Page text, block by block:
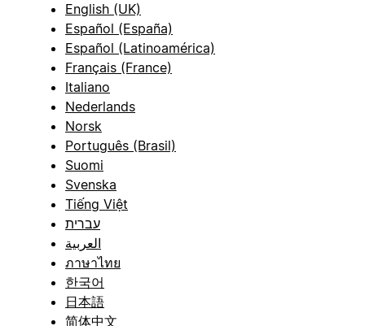
English (UK)
Español (España)
Español (Latinoamérica)
Français (France)
Italiano
Nederlands
Norsk
Português (Brasil)
Suomi
Svenska
Tiếng Việt
עברית
العربية
ภาษาไทย
한국어
日本語
简体中文